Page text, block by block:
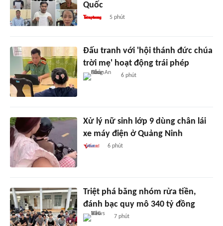
Quốc
5 phút
Đấu tranh với 'hội thánh đức chúa
trời mẹ' hoạt động trái phép
6 phút
Xử lý nữ sinh lớp 9 dùng chân lái
xe máy điện ở Quảng Ninh
6 phút
Triệt phá băng nhóm rửa tiền,
đánh bạc quy mô 340 tỷ đồng
7 phút